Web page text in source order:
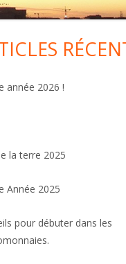
année 2026 !
la terre 2025
Année 2025
pour débuter dans les